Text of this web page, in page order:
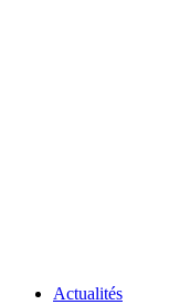
Actualités